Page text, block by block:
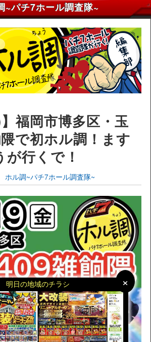
×
×
明日の地域のチラシ
~パチ7ホール調査隊~
】福岡市博多区・玉
で初ホル調！ます
行くで！
ホル調~パチ7ホール調査隊~